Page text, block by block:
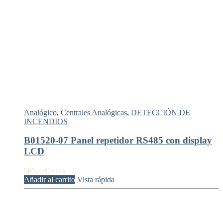
Analógico, Centrales Analógicas, DETECCIÓN DE
INCENDIOS
B01520-07 Panel repetidor RS485 con display
LCD
985,48€ + IVA
Añadir al carrito Vista rápida